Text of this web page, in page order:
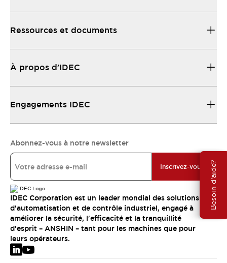
Besoin d'aide?
Ressources et documents
À propos d’IDEC
Engagements IDEC
Abonnez-vous à notre newsletter
Inscrivez-vous
IDEC Corporation est un leader mondial des solutions
d'automatisation et de contrôle industriel, engagé à
améliorer la sécurité, l'efficacité et la tranquillité
d'esprit – ANSHIN – tant pour les machines que pour
leurs opérateurs.